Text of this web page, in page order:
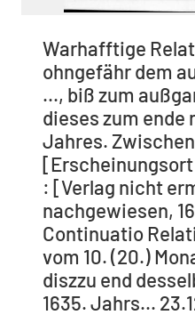
Warhafftige
ohngefähr dem
..., biß zum
dieses zum ende
Jahres.
: [Verlag nicht
nachgewiesen,
Continuatio
vom 10. (20.)
diszzu end
1635. Jahrs...